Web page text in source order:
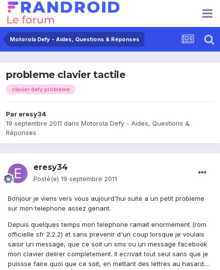
Motorola Defy - Aides, Questions & Réponses
probleme clavier tactile
clavier defy probleme
Par eresy34
19 septembre 2011 dans Motorola Defy - Aides, Questions &
Réponses
eresy34
Posté(e) 19 septembre 2011
Bonjour je viens vers vous aujourd'hui suite a un petit probleme
sur mon telephone assez genant.
Depuis quelques temps mon telephone ramait enormement (rom
officielle sfr 2.2.2) et sans prevenir d'un coup lorsque je voulais
saisir un message, que ce soit un sms ou un message facebook
mon clavier delirer completement. Il ecrivait tout seul sans que je
puissse faire quoi que ce soit, en mettant des lettres au hasard....